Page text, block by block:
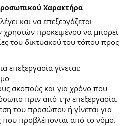
Χαρακτήρα
και να επεξεργάζεται
προκειμένου να μπορεί
του δικτυακού του τόπου προς
επεξεργασία γίνεται:
σκοπούς και για χρόνο που
πριν από την επεξεργασία.
του προσώπου ή γίνεται για
που προβλέπονται από το νόμο.